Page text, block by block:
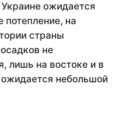
ожидается
потепление, на
страны
не
лишь на востоке и в
небольшой